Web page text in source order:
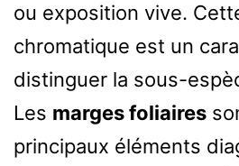
ou exposition vive.
chromatique est un
distinguer la sous-
Les marges foliaires
principaux éléments